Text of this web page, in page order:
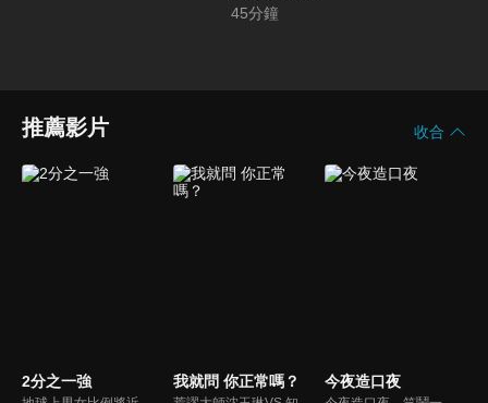
45分鐘
推薦影片 收合
2分之一強 我就問 你正常嗎？ 今夜造口夜